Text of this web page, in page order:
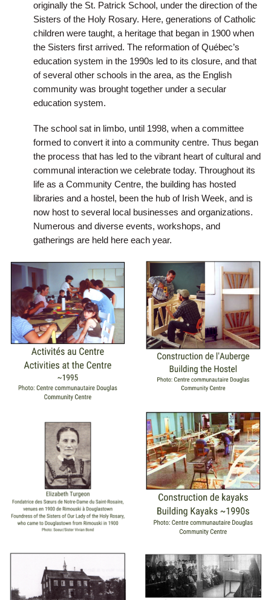
originally the St. Patrick School, under the direction of the
Sisters of the Holy Rosary. Here, generations of Catholic
children were taught, a heritage that began in 1900 when
the Sisters first arrived. The reformation of Québec’s
education system in the 1990s led to its closure, and that
of several other schools in the area, as the English
community was brought together under a secular
education system.
The school sat in limbo, until 1998, when a committee
formed to convert it into a community centre. Thus began
the process that has led to the vibrant heart of cultural and
communal interaction we celebrate today. Throughout its
life as a Community Centre, the building has hosted
libraries and a hostel, been the hub of Irish Week, and is
now host to several local businesses and organizations.
Numerous and diverse events, workshops, and
gatherings are held here each year.